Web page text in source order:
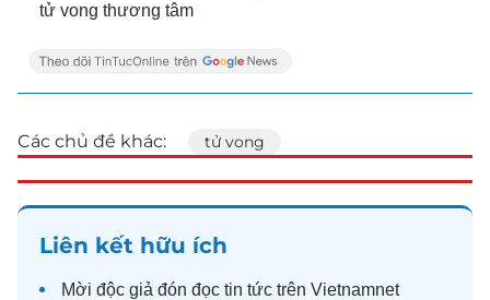
tử vong thương tâm
Các chủ đề khác: tử vong
Liên kết hữu ích
Mời độc giả đón đọc tin tức trên Vietnamnet